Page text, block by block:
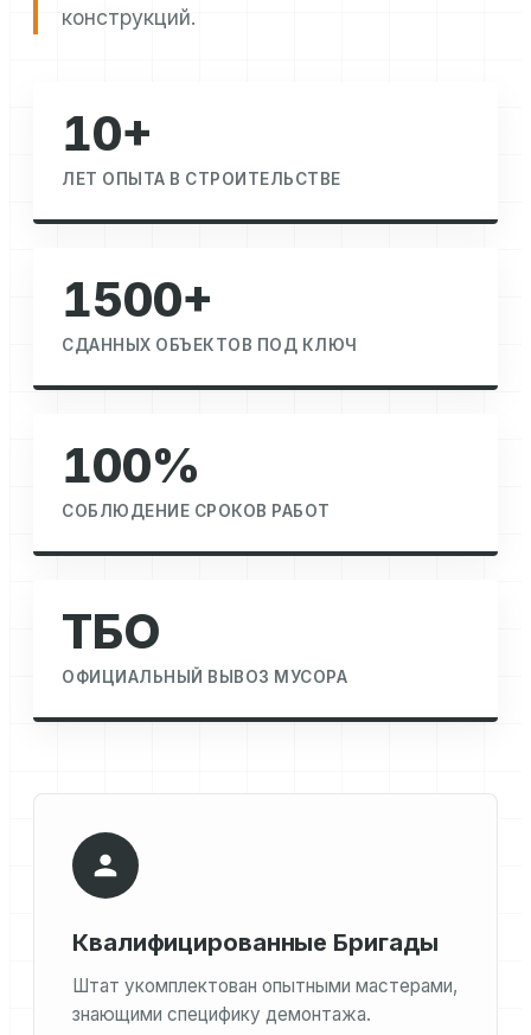
конструкций.
10+
ЛЕТ ОПЫТА В СТРОИТЕЛЬСТВЕ
1500+
СДАННЫХ ОБЪЕКТОВ ПОД КЛЮЧ
100%
СОБЛЮДЕНИЕ СРОКОВ РАБОТ
ТБО
ОФИЦИАЛЬНЫЙ ВЫВОЗ МУСОРА
Квалифицированные Бригады
Штат укомплектован опытными мастерами,
знающими специфику демонтажа.